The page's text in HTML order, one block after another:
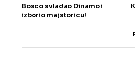
Bosco svladao Dinamo i
izborio majstoricu!